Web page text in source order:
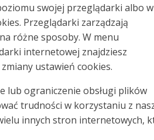
swojej przeglądarki albo w
Przeglądarki zarządzają
różne sposoby. W menu
internetowej znajdziesz
ustawień cookies.
lub ograniczenie obsługi plików
trudności w korzystaniu z
innych stron internetowych,